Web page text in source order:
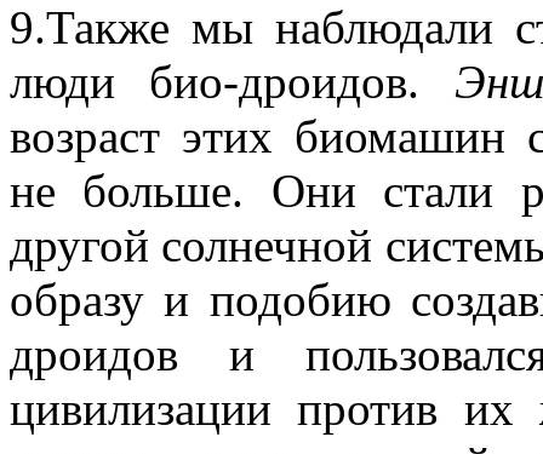
9.Также мы наблюдали
люди био-дроидов.
возраст этих биомашин
не больше. Они стали
другой солнечной
образу и подобию
дроидов и
цивилизации против